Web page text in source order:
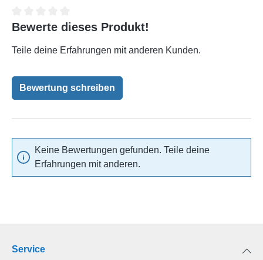
Durchschnittliche Bewertung von 0 von 5 Sternen
Bewerte dieses Produkt!
Teile deine Erfahrungen mit anderen Kunden.
Bewertung schreiben
Keine Bewertungen gefunden. Teile deine
Erfahrungen mit anderen.
Service